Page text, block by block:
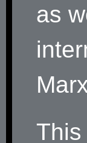
as